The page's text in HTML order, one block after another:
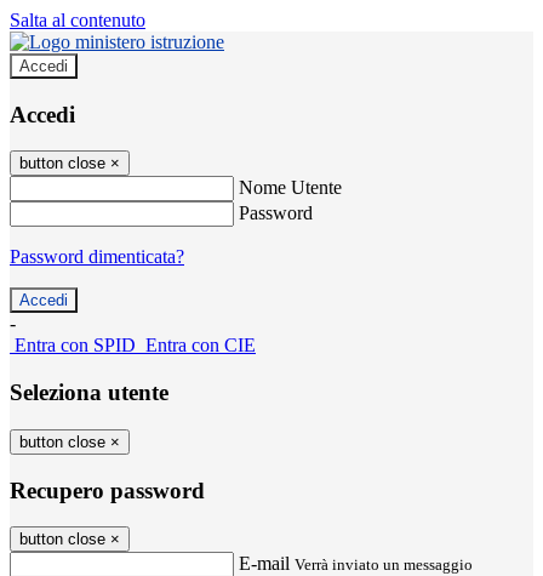
Salta al contenuto
Accedi
Accedi
button close ×
Nome Utente
Password
Password dimenticata?
-
Entra con SPID Entra con CIE
Seleziona utente
button close ×
Recupero password
button close ×
E-mail Verrà inviato un messaggio